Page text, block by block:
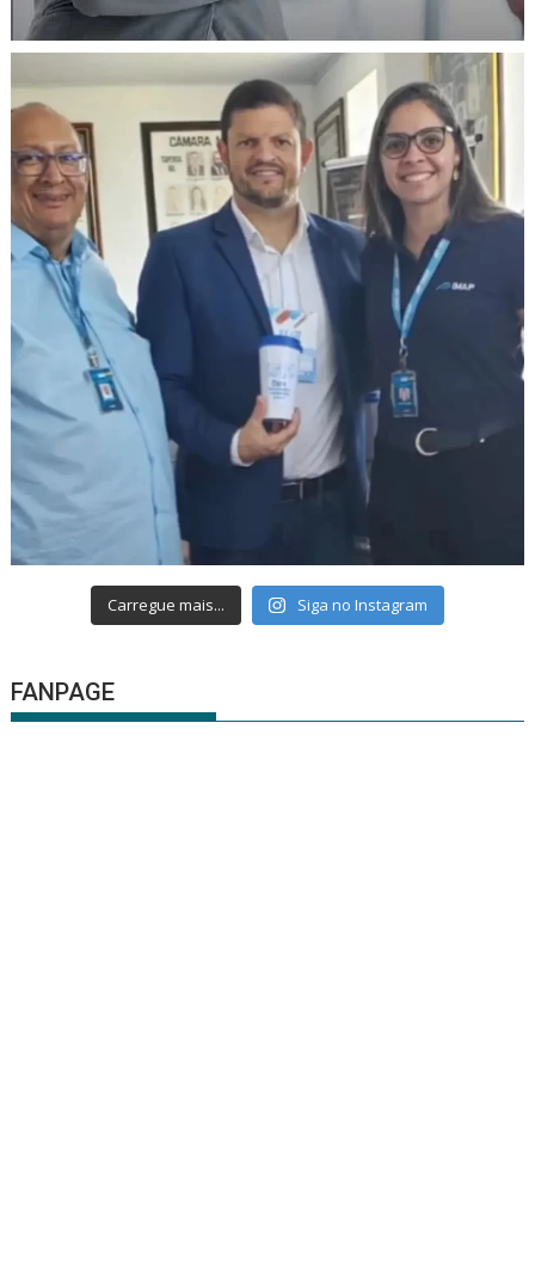
Carregue mais... Siga no Instagram
FANPAGE